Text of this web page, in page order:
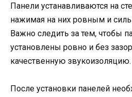
Панели устанавливаются на
нажимая на них ровным и
Важно следить за тем, чтобы
установлены ровно и без
качественную звукоизоляцию.
После установки панелей